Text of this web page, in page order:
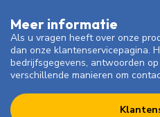
Meer informatie
Als u vragen heeft over onze
dan onze klantenservicepagina.
bedrijfsgegevens, antwoorden
verschillende manieren om